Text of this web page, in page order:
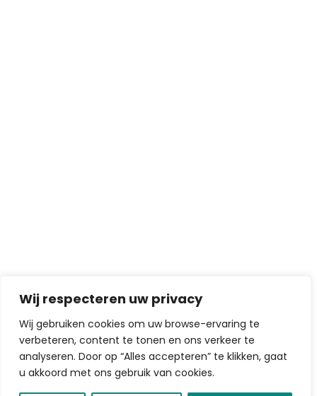
Wij respecteren uw privacy
Wij gebruiken cookies om uw browse-ervaring te
verbeteren, content te tonen en ons verkeer te
analyseren. Door op “Alles accepteren” te klikken, gaat
u akkoord met ons gebruik van cookies.